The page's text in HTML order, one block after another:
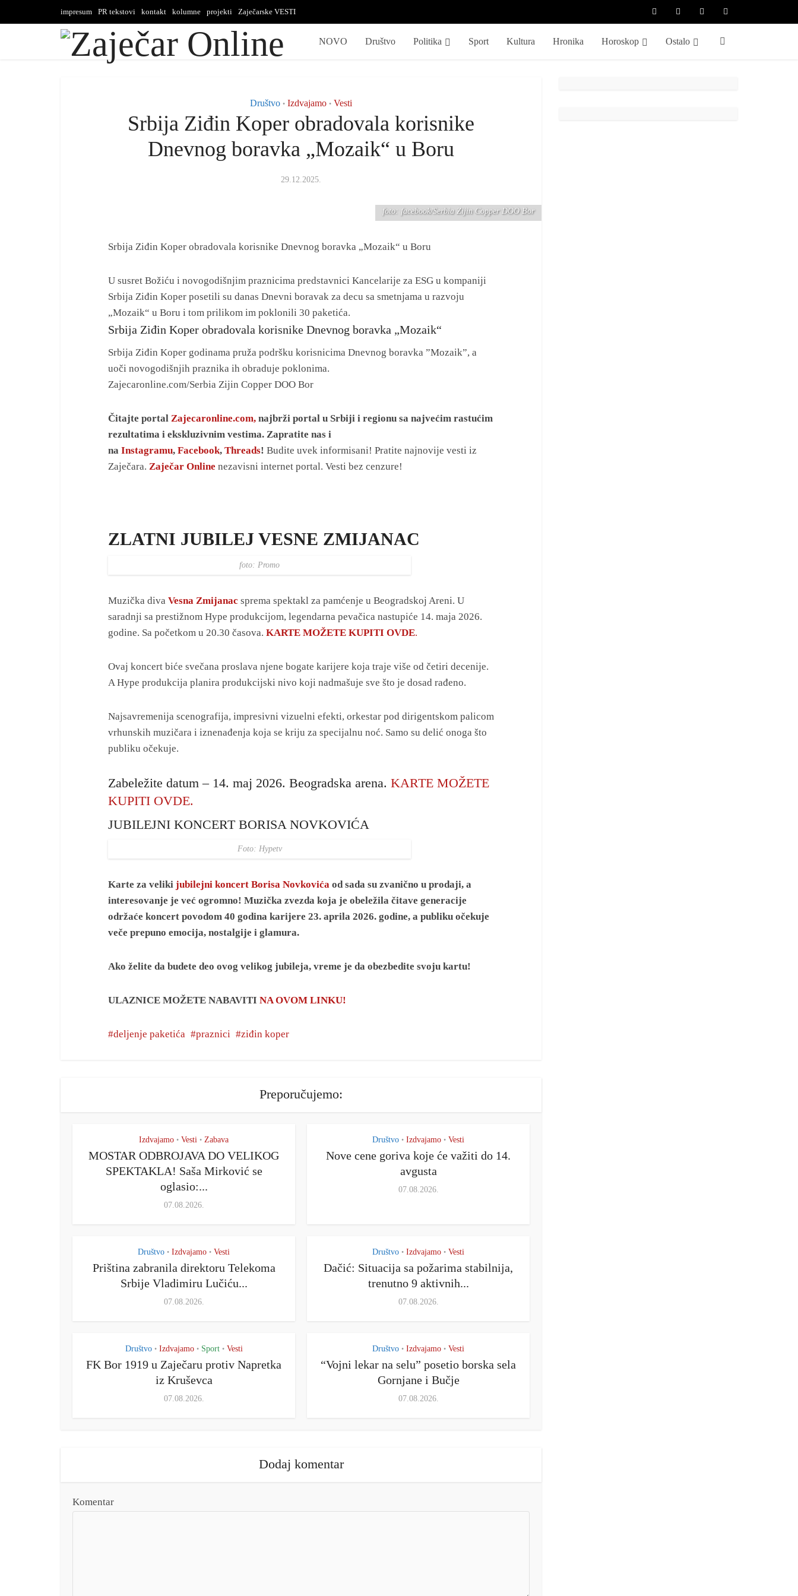
impresum PR tekstovi kontakt kolumne projekti Zaječarske VESTI
NOVO Društvo Politika Sport Kultura Hronika Horoskop Ostalo
Društvo • Izdvajamo • Vesti
Srbija Ziđin Koper obradovala korisnike
Dnevnog boravka „Mozaik“ u Boru
29.12.2025.
foto: facebook/Serbia Zijin Copper DOO Bor
Srbija Ziđin Koper obradovala korisnike Dnevnog boravka „Mozaik“ u Boru
U susret Božiću i novogodišnjim praznicima predstavnici Kancelarije za ESG u kompaniji
Srbija Ziđin Koper posetili su danas Dnevni boravak za decu sa smetnjama u razvoju
„Mozaik“ u Boru i tom prilikom im poklonili 30 paketića.
Srbija Ziđin Koper obradovala korisnike Dnevnog boravka „Mozaik“
Srbija Ziđin Koper godinama pruža podršku korisnicima Dnevnog boravka ”Mozaik”, a
uoči novogodišnjih praznika ih obraduje poklonima.
Zajecaronline.com/Serbia Zijin Copper DOO Bor
Čitajte portal Zajecaronline.com, najbrži portal u Srbiji i regionu sa najvećim rastućim
rezultatima i ekskluzivnim vestima. Zapratite nas i
na Instagramu, Facebook, Threads! Budite uvek informisani! Pratite najnovije vesti iz
Zaječara. Zaječar Online nezavisni internet portal. Vesti bez cenzure!
ZLATNI JUBILEJ VESNE ZMIJANAC
foto: Promo
Muzička diva Vesna Zmijanac sprema spektakl za pamćenje u Beogradskoj Areni. U
saradnji sa prestižnom Hype produkcijom, legendarna pevačica nastupiće 14. maja 2026.
godine. Sa početkom u 20.30 časova. KARTE MOŽETE KUPITI OVDE.
Ovaj koncert biće svečana proslava njene bogate karijere koja traje više od četiri decenije.
A Hype produkcija planira produkcijski nivo koji nadmašuje sve što je dosad rađeno.
Najsavremenija scenografija, impresivni vizuelni efekti, orkestar pod dirigentskom palicom
vrhunskih muzičara i iznenađenja koja se kriju za specijalnu noć. Samo su delić onoga što
publiku očekuje.
Zabeležite datum – 14. maj 2026. Beogradska arena. KARTE MOŽETE
KUPITI OVDE.
JUBILEJNI KONCERT BORISA NOVKOVIĆA
Foto: Hypetv
Karte za veliki jubilejni koncert Borisa Novkovića od sada su zvanično u prodaji, a
interesovanje je već ogromno! Muzička zvezda koja je obeležila čitave generacije
održaće koncert povodom 40 godina karijere 23. aprila 2026. godine, a publiku očekuje
večе prepuno emocija, nostalgije i glamura.
Ako želite da budete deo ovog velikog jubileja, vreme je da obezbedite svoju kartu!
ULAZNICE MOŽETE NABAVITI NA OVOM LINKU!
deljenje paketića praznici ziđin koper
Preporučujemo:
Izdvajamo • Vesti • Zabava
MOSTAR ODBROJAVA DO VELIKOG
SPEKTAKLA! Saša Mirković se
oglasio:...
07.08.2026.
Društvo • Izdvajamo • Vesti
Nove cene goriva koje će važiti do 14.
avgusta
07.08.2026.
Društvo • Izdvajamo • Vesti
Priština zabranila direktoru Telekoma
Srbije Vladimiru Lučiću...
07.08.2026.
Društvo • Izdvajamo • Vesti
Dačić: Situacija sa požarima stabilnija,
trenutno 9 aktivnih...
07.08.2026.
Društvo • Izdvajamo • Sport • Vesti
FK Bor 1919 u Zaječaru protiv Napretka
iz Kruševca
07.08.2026.
Društvo • Izdvajamo • Vesti
“Vojni lekar na selu” posetio borska sela
Gornjane i Bučje
07.08.2026.
Dodaj komentar
Komentar